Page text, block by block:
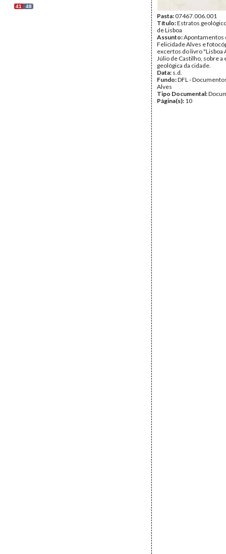
41 48
Pasta:07467.006.001
Título:Estratos
de Lisboa
Assunto:Apontamentos
Felicidade Alves e
excertos do livro "Lisboa
Júlio de Castilho, sobre a
geológica da cidade.
Data: s.d.
Fundo:DFL -
Alves
Tipo Documental:
Página(s): 10